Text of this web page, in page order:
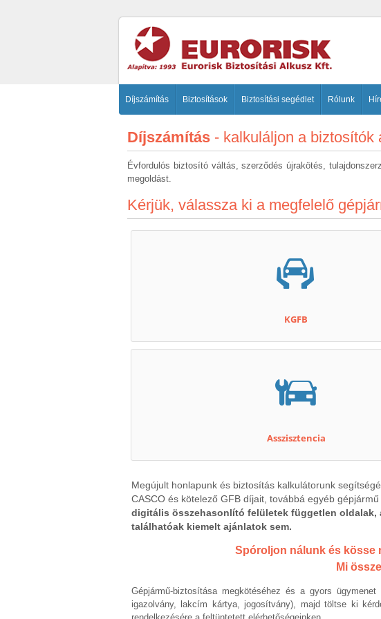
Díjszámítás Biztosítások Biztosítási segédlet Rólunk
Díjszámítás - kalkuláljon a biztosítók
Évfordulós biztosító váltás, szerződés újrakötés,
megoldást.
Kérjük, válassza ki a megfelelő
KGFB
Asszisztencia
Megújult honlapunk és biztosítás kalkulátorunk
CASCO és kötelező GFB díjait, továbbá egyéb
digitális összehasonlító felületek független oldalak,
találhatóak kiemelt ajánlatok sem.
Spóroljon nálunk és kösse
Mi
Gépjármű-biztosítása megkötéséhez és a gyors
igazolvány, lakcím kártya, jogosítvány), majd töltse ki